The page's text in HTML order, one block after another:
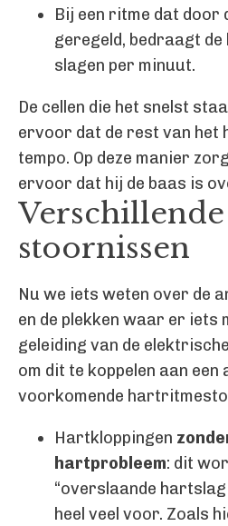
Bij een ritme dat door
geregeld, bedraagt
slagen per minuut.
De cellen die het snelst
ervoor dat de rest van het
tempo. Op deze manier
ervoor dat hij de baas is
stoornissen
Nu we iets weten over de
en de plekken waar er iets
geleiding van de
om dit te koppelen aan een
voorkomende
Hartkloppingen
hartprobleem: dit
“overslaande hartslag
heel veel voor. Zoals